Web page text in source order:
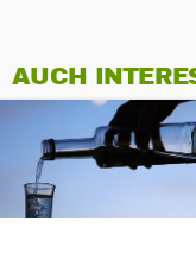
AUCH